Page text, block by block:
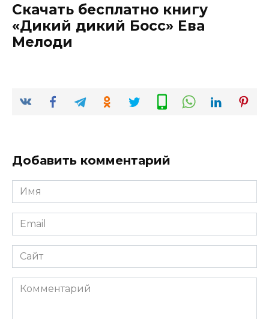
Скачать бесплатно книгу
«Дикий дикий Босс» Ева
Мелоди
Добавить комментарий
Имя
*
Email
*
Сайт
Комментарий